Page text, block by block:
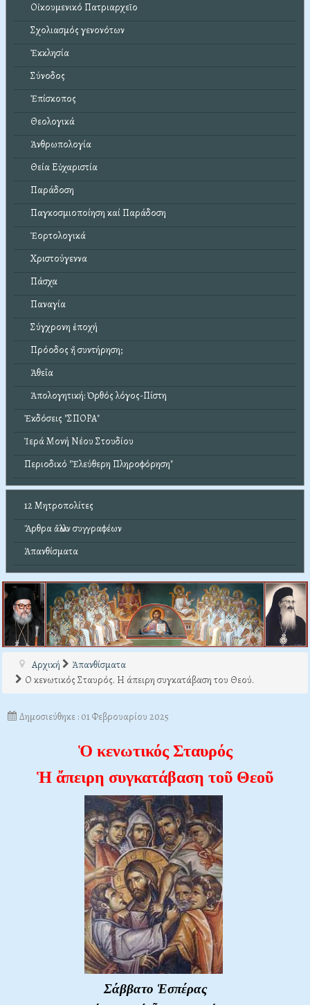
Οἰκουμενικό Πατριαρχεῖο
Σχολιασμός γενονότων
Ἐκκλησία
Σύνοδος
Ἐπίσκοπος
Θεολογικά
Ἀνθρωπολογία
Θεία Εὐχαριστία
Παράδοση
Παγκοσμιοποίηση καί Παράδοση
Ἑορτολογικά
Χριστούγεννα
Πάσχα
Παναγία
Σύγχρονη ἐποχή
Πρόοδος ἤ συντήρηση;
Ἀθεΐα
Ἀπολογητική: Ὀρθός λόγος-Πίστη
Ἐκδόσεις "ΣΠΟΡΑ"
Ἱερά Μονή Νέου Στουδίου
Περιοδικό "Ἐλεύθερη Πληροφόρηση"
12 Μητροπολίτες
Ἄρθρα ἄλλων συγγραφέων
Ἀπανθίσματα
Αρχική
Ἀπανθίσματα
Ο κενωτικός Σταυρός. Η άπειρη συγκατάβαση του Θεού.
Δημοσιεύθηκε : 01 Φεβρουαρίου 2025
Ὁ κενωτικός Σταυρός
Ἡ ἄπειρη συγκατάβαση τοῦ Θεοῦ
Σάββατο Ἑσπέρας